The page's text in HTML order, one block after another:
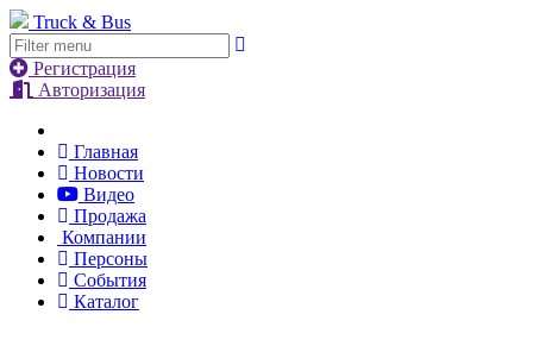
Truck & Bus
Регистрация
Авторизация
Главная
Новости
Видео
Продажа
Компании
Персоны
События
Каталог